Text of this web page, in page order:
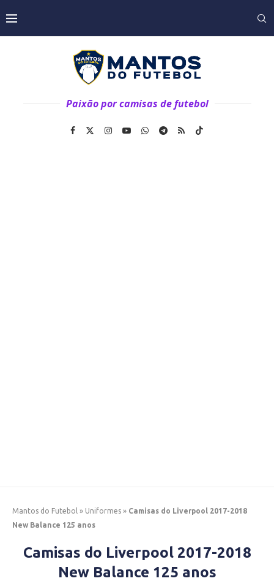
Paixão por camisas de futebol
Mantos do Futebol » Uniformes » Camisas do Liverpool 2017-2018
New Balance 125 anos
Camisas do Liverpool 2017-2018
New Balance 125 anos